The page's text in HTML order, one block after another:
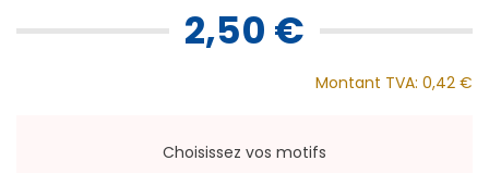
2,50 €
Montant TVA: 0,42 €
Choisissez vos motifs